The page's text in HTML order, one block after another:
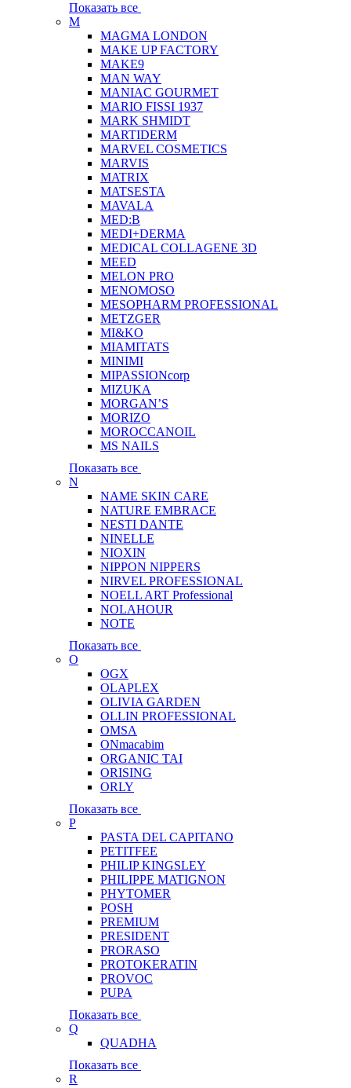
Показать все
M
MAGMA LONDON
MAKE UP FACTORY
MAKE9
MAN WAY
MANIAC GOURMET
MARIO FISSI 1937
MARK SHMIDT
MARTIDERM
MARVEL COSMETICS
MARVIS
MATRIX
MATSESTA
MAVALA
MED:B
MEDI+DERMA
MEDICAL COLLAGENE 3D
MEED
MELON PRO
MENOMOSO
MESOPHARM PROFESSIONAL
METZGER
MI&KO
MIAMITATS
MINIMI
MIPASSIONcorp
MIZUKA
MORGAN’S
MORIZO
MOROCCANOIL
MS NAILS
Показать все
N
NAME SKIN CARE
NATURE EMBRACE
NESTI DANTE
NINELLE
NIOXIN
NIPPON NIPPERS
NIRVEL PROFESSIONAL
NOELL ART Professional
NOLAHOUR
NOTE
Показать все
O
OGX
OLAPLEX
OLIVIA GARDEN
OLLIN PROFESSIONAL
OMSA
ONmacabim
ORGANIC TAI
ORISING
ORLY
Показать все
P
PASTA DEL CAPITANO
PETITFEE
PHILIP KINGSLEY
PHILIPPE MATIGNON
PHYTOMER
POSH
PREMIUM
PRESIDENT
PRORASO
PROTOKERATIN
PROVOC
PUPA
Показать все
Q
QUADHA
Показать все
R